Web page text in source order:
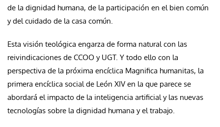
de la dignidad humana, de la participación en el bien común
y del cuidado de la casa común.
Esta visión teológica engarza de forma natural con las
reivindicaciones de CCOO y UGT. Y todo ello con la
perspectiva de la próxima encíclica Magnifica humanitas, la
primera encíclica social de León XIV en la que parece se
abordará el impacto de la inteligencia artificial y las nuevas
tecnologías sobre la dignidad humana y el trabajo.